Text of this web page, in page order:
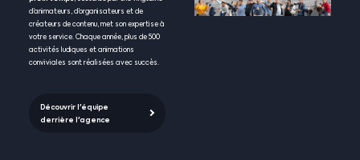
d’animateurs, d’organisateurs et de
créateurs de contenu, met son expertise à
votre service. Chaque année, plus de 500
activités ludiques et animations
conviviales sont réalisées avec succès.
Découvrir l'équipe
derrière l'agence